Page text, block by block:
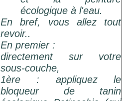
écologique à l'eau.
En bref, vous allez tout
revoir..
En premier :
directement sur votre
sous-couche,
1ère : appliquez le
bloqueur de tanin